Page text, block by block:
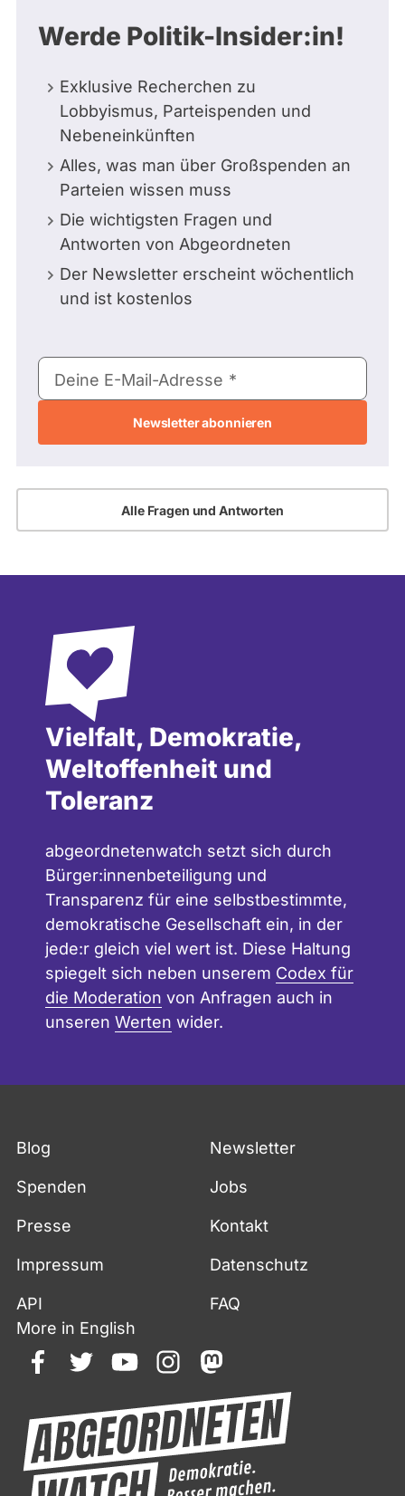
Werde Politik-Insider:in!
Exklusive Recherchen zu
Lobbyismus, Parteispenden und
Nebeneinkünften
Alles, was man über Großspenden an
Parteien wissen muss
Die wichtigsten Fragen und
Antworten von Abgeordneten
Der Newsletter erscheint wöchentlich
und ist kostenlos
E-
Mail-
Deine E-Mail-Adresse
Alle Fragen und Antworten
Vielfalt, Demokratie,
Weltoffenheit und
Toleranz
abgeordnetenwatch setzt sich durch
Bürger:innenbeteiligung und
Transparenz für eine selbstbestimmte,
demokratische Gesellschaft ein, in der
jede:r gleich viel wert ist. Diese Haltung
spiegelt sich neben unserem Codex für
die Moderation von Anfragen auch in
unseren Werten wider.
Blog Newsletter
Spenden Jobs
Presse Kontakt
Impressum Datenschutz
API
FAQ
More in English
facebooktwitteryoutubeinstagrammastodon